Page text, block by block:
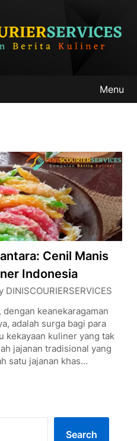
Menu
Cenil Manis
Indonesia
DINISCOURIERSERVICES
keanekaragaman
adalah surga bagi para
kekayaan kuliner yang tak
jajanan tradisional yang
satu jajanan khas…
Search